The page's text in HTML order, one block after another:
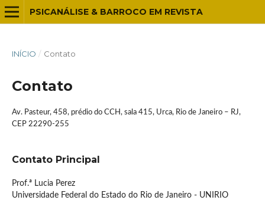
PSICANÁLISE & BARROCO EM REVISTA
INÍCIO / Contato
Contato
Av. Pasteur, 458, prédio do CCH, sala 415, Urca, Rio de Janeiro – RJ,
CEP 22290-255
Contato Principal
Prof.ª Lucia Perez
Universidade Federal do Estado do Rio de Janeiro - UNIRIO